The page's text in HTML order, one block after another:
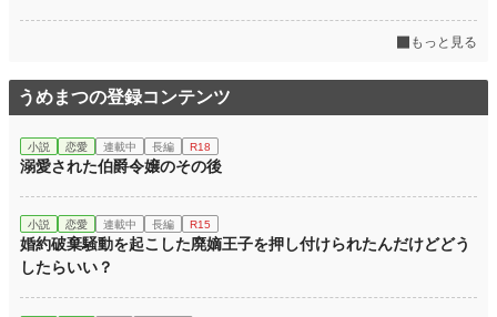
もっと見る
うめまつの登録コンテンツ
小説 恋愛 連載中 長編 R18
溺愛された伯爵令嬢のその後
小説 恋愛 連載中 長編 R15
婚約破棄騒動を起こした廃嫡王子を押し付けられたんだけどどう
したらいい？